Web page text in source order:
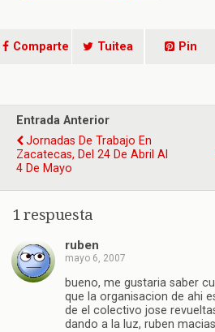
Comparte Tuitea Pin
Entrada Anterior
Jornadas De Trabajo En
Zacatecas, Del 24 De Abril Al
4 De Mayo
1 respuesta
ruben
mayo 6, 2007
bueno, me gustaria saber
que la organisacion de ahi
de el colectivo jose
dando a la luz, ruben macias